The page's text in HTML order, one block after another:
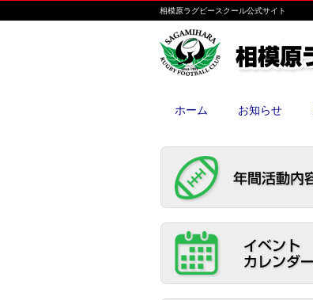
相模原ラグビースクール公式サイト
ホーム お知らせ